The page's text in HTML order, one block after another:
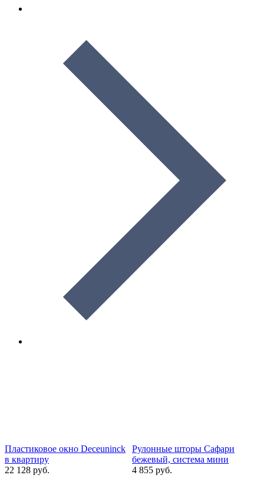
Пластиковое окно Deceuninck
в квартиру
22 128 руб.
Рулонные шторы Сафари
бежевый, система мини
4 855 руб.